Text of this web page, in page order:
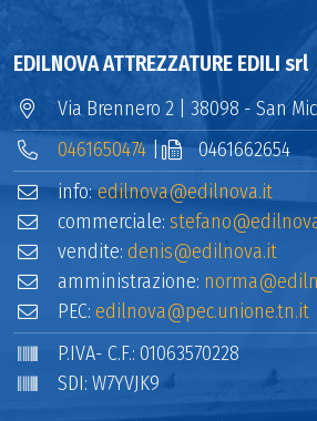
EDILNOVA ATTREZZATURE EDILI srl
Via Brennero 2 | 38098 - San
0461650474|
0461662654
info:edilnova@edilnova.it
commerciale:
vendite: denis@edilnova.it
amministrazione:
PEC: edilnova@pec.unione.tn.it
P.IVA- C.F.: 01063570228
SDI: W7YVJK9